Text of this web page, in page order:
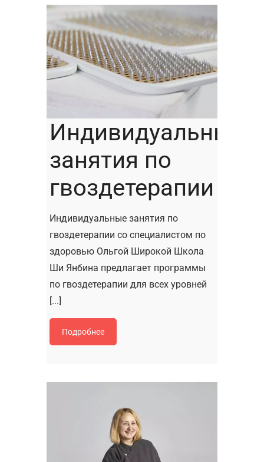
Индивидуальные
занятия по
гвоздетерапии
Индивидуальные занятия по
гвоздетерапии со специалистом по
здоровью Ольгой Широкой Школа
Ши Янбина предлагает программы
по гвоздетерапии для всех уровней
[...]
Подробнее